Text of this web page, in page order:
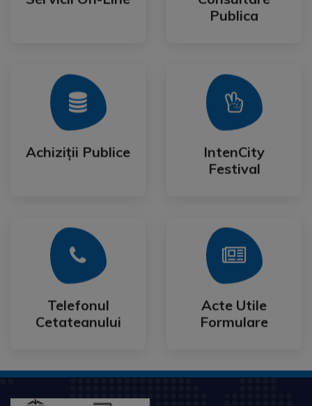
Servicii On-Line
Publica
Consultare
Achiziții Publice
Achiziții Publice
Mai Mult
IntenCity
Festival
IntenCity
Festival
Mai Mult
Telefonul
Cetateanului
Telefonul
Cetateanului
Mai Mult
Acte Utile
Formulare
Acte Utile
Formulare
Mai Mult